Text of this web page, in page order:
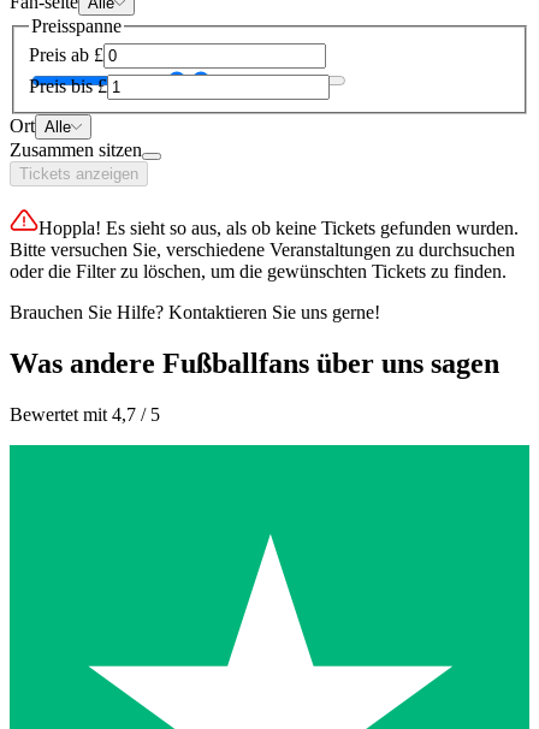
Preisspanne
Preis ab £
Preis bis £
Ort Alle
Zusammen sitzen
Tickets anzeigen
Hoppla! Es sieht so aus, als ob keine Tickets gefunden wurden.
Bitte versuchen Sie, verschiedene Veranstaltungen zu durchsuchen
oder die Filter zu löschen, um die gewünschten Tickets zu finden.
Brauchen Sie Hilfe? Kontaktieren Sie uns gerne!
Was andere Fußballfans über uns sagen
Bewertet mit 4,7 / 5